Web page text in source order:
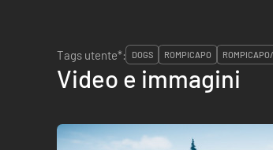
Tags utente*:
DOGS ROMPICAPO
Video e immagini